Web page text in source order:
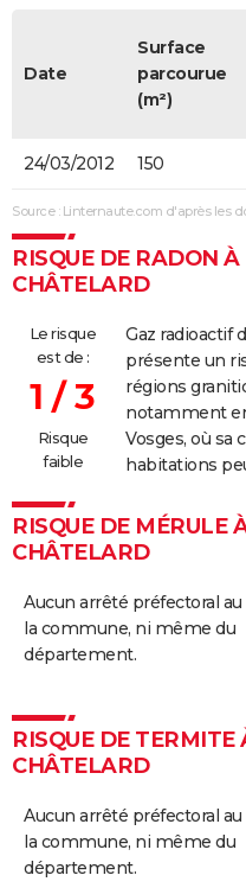
Date
Surface
parcourue
(m²)
24/03/2012 150
Source : Linternaute.com d'après les
RISQUE DE RADON
CHÂTELARD
Le risque
est de :
1 / 3
Risque
faible
Gaz radioactif
présente un
régions
notamment
Vosges, où sa
habitations
RISQUE DE MÉRULE
CHÂTELARD
Aucun arrêté préfectoral au
la commune, ni même du
département.
RISQUE DE
CHÂTELARD
Aucun arrêté préfectoral au
la commune, ni même du
département.